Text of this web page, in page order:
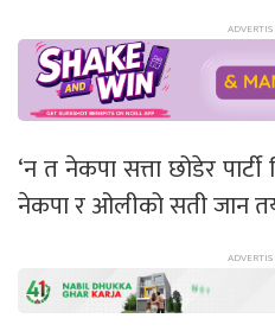
‘न त नेकपा सत्ता छोडेर
नेकपा र ओलीको सती जान